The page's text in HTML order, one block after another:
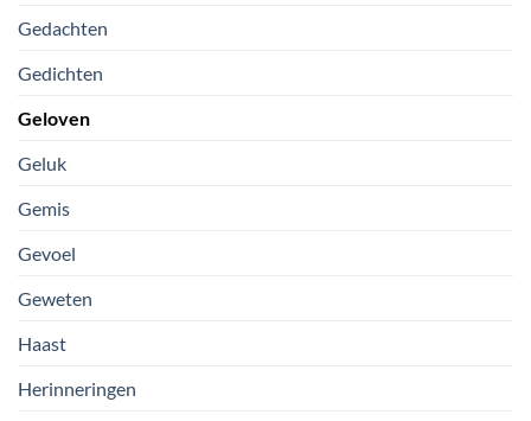
Gedachten
Gedichten
Geloven
Geluk
Gemis
Gevoel
Geweten
Haast
Herinneringen